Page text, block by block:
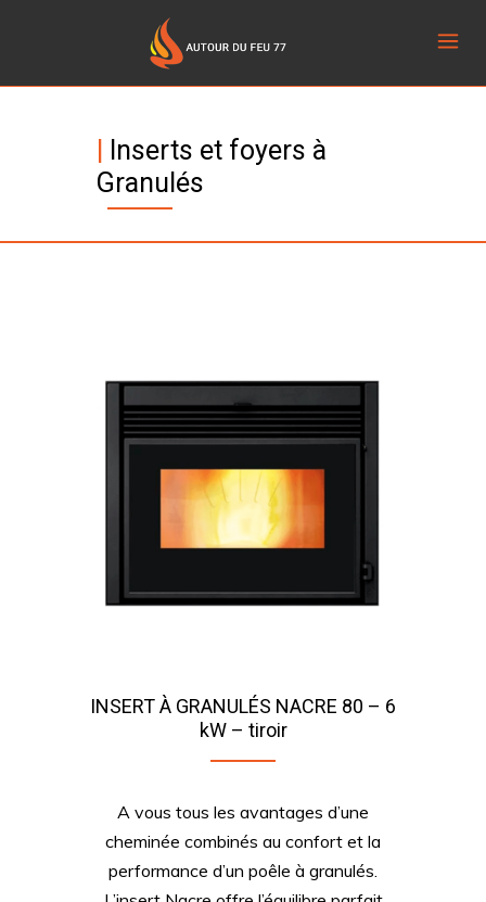
Inserts et foyers à
Granulés
INSERT À GRANULÉS NACRE 80 – 6
kW – tiroir
A vous tous les avantages d’une
cheminée combinés au confort et la
performance d’un poêle à granulés.